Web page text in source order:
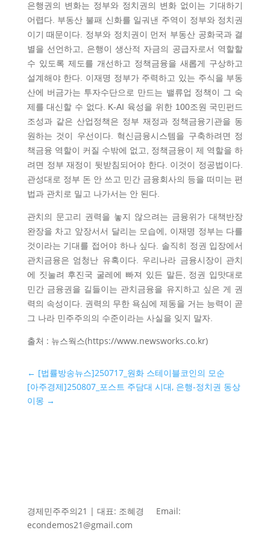
은행권의 변화는 정부와 정치권의 변화 없이는 기대하기
어렵다. 부동산 불패 신화를 일궈낸 주역이 정부와 정치권
이기 때문이다. 정부와 정치권이 먼저 부동산 공화국과 결
별을 선언하고, 은행이 생산적 자금의 공급자로서 역할할
수 있도록 제도를 개선하고 정책금융을 새롭게 구상하고
설계해야 한다. 이재명 정부가 주력하고 있는 주식을 부동
산에 버금가는 투자수단으로 만드는 밸류업 정책이 그 숙
제를 대신할 수 없다. K-AI 육성을 위한 100조원 국민펀드
조성과 같은 산업정책은 정부 재정과 정책금융기관을 동
원하는 것이 우선이다. 혁신금융시스템을 구축하려면 정
책금융 역할이 커질 수밖에 없고, 정책금융이 제 역할을 하
려면 정부 재정이 뒷받침되어야 한다. 이것이 정공법이다.
관성대로 정부 돈 안 쓰고 민간 금융회사의 등을 떠미는 편
법과 관치로 밀고 나가서는 안 된다.
관치의 문고리 권력을 놓지 않으려는 금융위가 대책반장
완장을 차고 앞장서서 달리는 모습에, 이재명 정부는 다를
것이라는 기대를 접어야 하나 싶다. 솔직히 정권 입장에서
관치금융은 엄청난 유혹이다. 우리나라 금융시장이 관치
에 짓눌려 후진국 굴레에 빠져 있든 말든, 정권 입맛대로
민간 금융권을 길들이는 관치금융을 유지하고 싶은 게 권
력의 속성이다. 권력의 무한 욕심에 제동을 거는 능력이 곧
그 나라 민주주의의 수준이라는 사실을 잊지 말자.
출처 : 뉴스웍스(https://www.newsworks.co.kr)
← [법률방송뉴스]250717_원화 스테이블코인의 모순
[아주경제]250807_포스트 주담대 시대, 은행-정치권 동상
이몽 →
경제민주주의21 | 대표: 조혜경 Email:
econdemos21@gmail.com